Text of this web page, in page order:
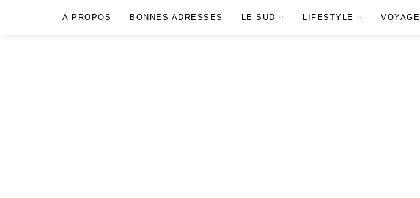
A PROPOS BONNES ADRESSES LE SUD LIFESTYLE VOYAGE